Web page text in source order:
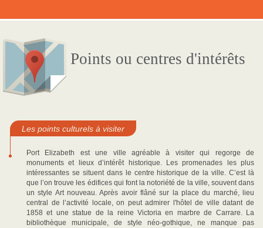
Points ou centres d'intérêts
Les points culturels à visiter
Port Elizabeth est une ville agréable à visiter qui regorge de
monuments et lieux d’intérêt historique. Les promenades les plus
intéressantes se situent dans le centre historique de la ville. C’est là
que l’on trouve les édifices qui font la notoriété de la ville, souvent dans
un style Art nouveau. Après avoir flâné sur la place du marché, lieu
central de l’activité locale, on peut admirer l'hôtel de ville datant de
1858 et une statue de la reine Victoria en marbre de Carrare. La
bibliothèque municipale, de style néo-gothique, ne manque pas